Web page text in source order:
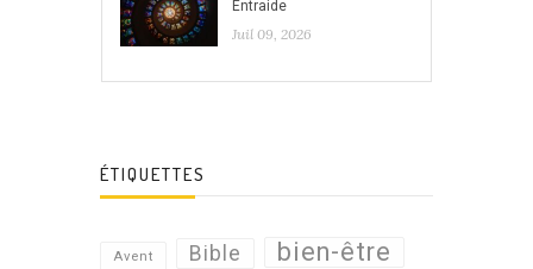
Entraide
Juil 09, 2026
ÉTIQUETTES
Avent Bible bien-être